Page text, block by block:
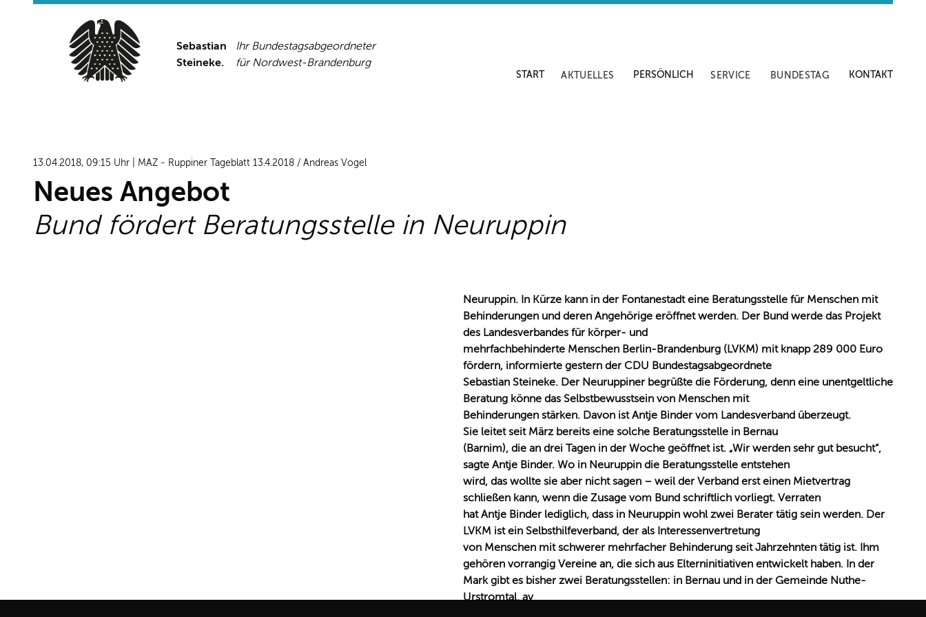
Sebastian
Steineke.
Ihr Bundestagsabgeordneter
für Nordwest-Brandenburg
START AKTUELLES PERSÖNLICH SERVICE BUNDESTAG KONTAKT
13.04.2018, 09:15 Uhr | MAZ - Ruppiner Tageblatt 13.4.2018 / Andreas Vogel
Neues Angebot
Bund fördert Beratungsstelle in Neuruppin
Neuruppin. In Kürze kann in der Fontanestadt eine Beratungsstelle für Menschen mit
Behinderungen und deren Angehörige eröffnet werden. Der Bund werde das Projekt
des Landesverbandes für körper- und
mehrfachbehinderte Menschen Berlin-Brandenburg (LVKM) mit knapp 289 000 Euro
fördern, informierte gestern der CDU Bundestagsabgeordnete
Sebastian Steineke. Der Neuruppiner begrüßte die Förderung, denn eine unentgeltliche
Beratung könne das Selbstbewusstsein von Menschen mit
Behinderungen stärken. Davon ist Antje Binder vom Landesverband überzeugt.
Sie leitet seit März bereits eine solche Beratungsstelle in Bernau
(Barnim), die an drei Tagen in der Woche geöffnet ist. „Wir werden sehr gut besucht“,
sagte Antje Binder. Wo in Neuruppin die Beratungsstelle entstehen
wird, das wollte sie aber nicht sagen – weil der Verband erst einen Mietvertrag
schließen kann, wenn die Zusage vom Bund schriftlich vorliegt. Verraten
hat Antje Binder lediglich, dass in Neuruppin wohl zwei Berater tätig sein werden. Der
LVKM ist ein Selbsthilfeverband, der als Interessenvertretung
von Menschen mit schwerer mehrfacher Behinderung seit Jahrzehnten tätig ist. Ihm
gehören vorrangig Vereine an, die sich aus Elterninitiativen entwickelt haben. In der
Mark gibt es bisher zwei Beratungsstellen: in Bernau und in der Gemeinde Nuthe-
Urstromtal. av